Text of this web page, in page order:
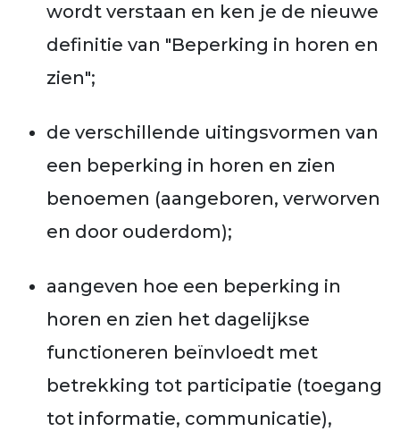
wordt verstaan en ken je de nieuwe
definitie van "Beperking in horen en
zien";
de verschillende uitingsvormen van
een beperking in horen en zien
benoemen (aangeboren, verworven
en door ouderdom);
aangeven hoe een beperking in
horen en zien het dagelijkse
functioneren beïnvloedt met
betrekking tot participatie (toegang
tot informatie, communicatie),